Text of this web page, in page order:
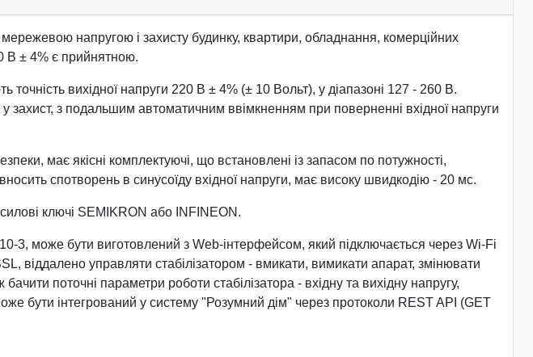
напругою і захисту будинку, квартири, обладнання, комерційних
В ± 4% є прийнятною.
вихідної напруги 220 В ± 4% (± 10 Вольт), у діапазоні 127 - 260 В.
захист, з подальшим автоматичним ввімкненням при поверненні вхідної напруги
має якісні комплектуючі, що встановлені із запасом по потужності,
спотворень в синусоїду вхідної напруги, має високу швидкодію - 20 мс.
ключі SEMIKRON або INFINEON.
може бути виготовлений з Web-інтерфейсом, який підключається через Wi-Fi
віддалено управляти стабілізатором - вмикати, вимикати апарат, змінювати
поточні параметри роботи стабілізатора - вхідну та вихідну напругу,
бути інтегрований у систему "Розумний дім" через протоколи REST API (GET